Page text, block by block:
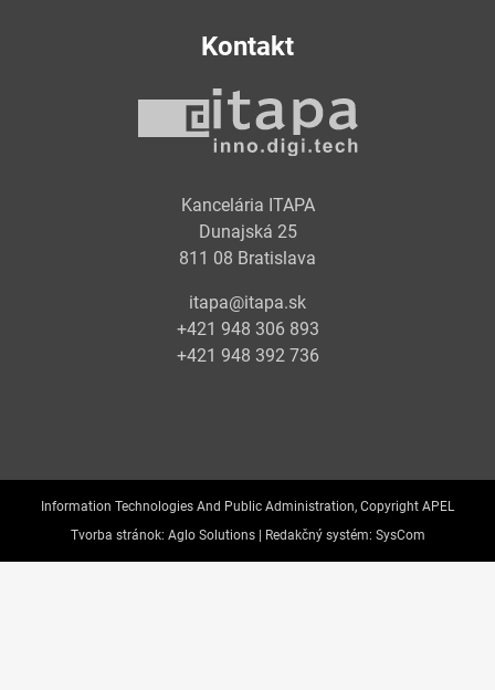
Kontakt
Kancelária ITAPA
Dunajská 25
811 08 Bratislava
itapa@itapa.sk
+421 948 306 893
+421 948 392 736
Information Technologies And Public Administration, Copyright APEL
Tvorba stránok: Aglo Solutions | Redakčný systém: SysCom